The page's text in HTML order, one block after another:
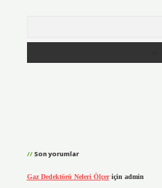
Son yorumlar
Gaz Dedektörü Neleri Ölçeriçin admin